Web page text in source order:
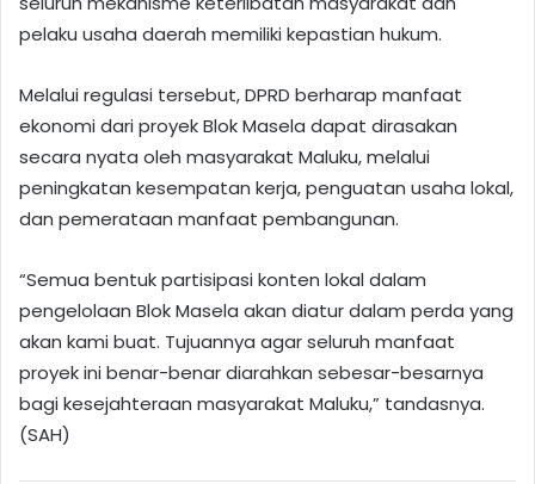
pelaku usaha daerah memiliki kepastian hukum.
Melalui regulasi tersebut, DPRD berharap manfaat
ekonomi dari proyek Blok Masela dapat dirasakan
secara nyata oleh masyarakat Maluku, melalui
peningkatan kesempatan kerja, penguatan usaha lokal,
dan pemerataan manfaat pembangunan.
“Semua bentuk partisipasi konten lokal dalam
pengelolaan Blok Masela akan diatur dalam perda yang
akan kami buat. Tujuannya agar seluruh manfaat
proyek ini benar-benar diarahkan sebesar-besarnya
bagi kesejahteraan masyarakat Maluku,” tandasnya.
(SAH)